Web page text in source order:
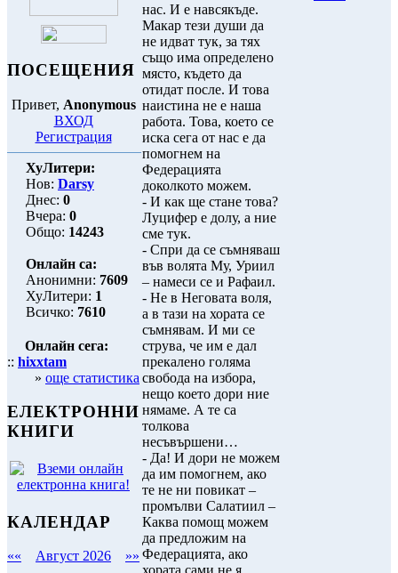
ПОСЕЩЕНИЯ
Привет, Anonymous
ВХОД
Регистрация
ХуЛитери:
Нов: Darsy
Днес: 0
Вчера: 0
Общо: 14243
Онлайн са:
Анонимни: 7609
ХуЛитери: 1
Всичко: 7610
Онлайн сега:
:: hixxtam
» още статистика
ЕЛЕКТРОННИ
КНИГИ
КАЛЕНДАР
«« Август 2026 »»
нас. И е навсякъде.
Макар тези души да
не идват тук, за тях
също има определено
място, където да
отидат после. И това
наистина не е наша
работа. Това, което се
иска сега от нас е да
помогнем на
Федерацията
доколкото можем.
- И как ще стане това?
Луцифер е долу, а ние
сме тук.
- Спри да се съмняваш
във волята Му, Уриил
– намеси се и Рафаил.
- Не в Неговата воля,
а в тази на хората се
съмнявам. И ми се
струва, че им е дал
прекалено голяма
свобода на избора,
нещо което дори ние
нямаме. А те са
толкова
несъвършени…
- Да! И дори не можем
да им помогнем, ако
те не ни повикат –
промълви Салатиил –
Каква помощ можем
да предложим на
Федерацията, ако
хората сами не я